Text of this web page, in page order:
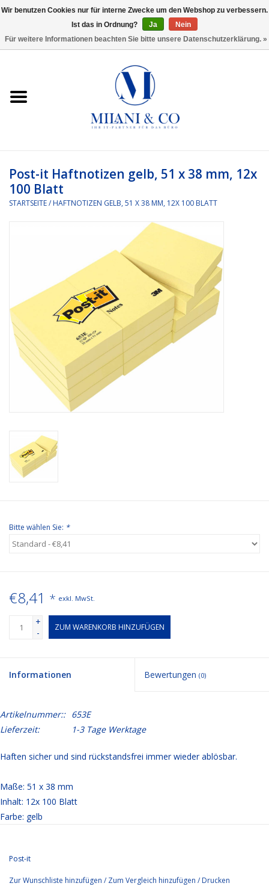
Bürobedarf
Ordnen und Registrieren
Rund um den Schreibtisch
Bürobedarf
Druckerzubehör
Büroeinrichtung
Post-it Haftnotizen gelb, 51 x 38 mm, 12x
100 Blatt
STARTSEITE/ HAFTNOTIZEN GELB, 51 X 38 MM, 12X 100 BLATT
Bitte wählen Sie: *
€8,41 * exkl. MwSt.
+
-
ZUM WARENKORB HINZUFÜGEN
Informationen Bewertungen (0)
Artikelnummer:: 653E
Lieferzeit:
1-3 Tage Werktage
Haften sicher und sind rückstandsfrei immer wieder ablösbar.
Maße: 51 x 38 mm
Inhalt: 12x 100 Blatt
Farbe: gelb
Post-it
Zur Wunschliste hinzufügen / Zum Vergleich hinzufügen / Drucken
Wir benutzen Cookies nur für interne Zwecke um den Webshop zu verbessern.
Ist das in Ordnung?
Ja
Nein
Für weitere Informationen beachten Sie bitte unsere Datenschutzerklärung. »